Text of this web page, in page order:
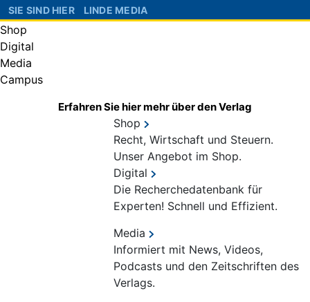
SIE SIND HIER LINDE MEDIA
Shop
Digital
Media
Campus
Erfahren Sie hier mehr über den Verlag
Shop
Recht, Wirtschaft und Steuern.
Unser Angebot im Shop.
Digital
Die Recherchedatenbank für
Experten! Schnell und Effizient.
Media
Informiert mit News, Videos,
Podcasts und den Zeitschriften des
Verlags.